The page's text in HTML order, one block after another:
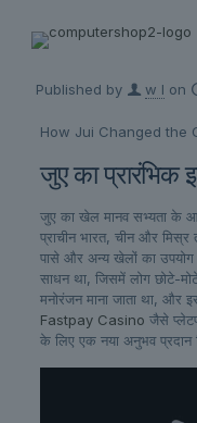
Published by w l on
How Jui Changed the
जुए का प्रारंभिक
जुए का खेल मानव सभ्यता के
प्राचीन भारत, चीन और
पासे और अन्य खेलों का
साधन था, जिसमें लोग छोटे-
मनोरंजन माना जाता था, और
Fastpay Casino जैसे
के लिए एक नया अनुभव प्रदान